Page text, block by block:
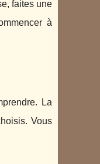
faites une
à
La
Vous